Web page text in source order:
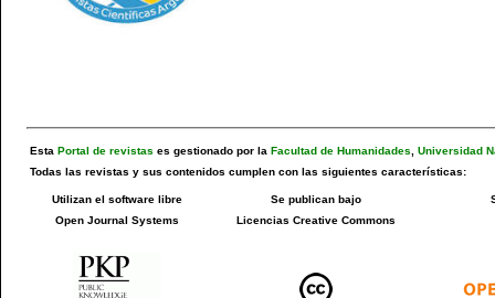
EstaPortal de revistas es gestionado por laFacultad de Humanidades ,Universidad
Todas las revistas y sus contenidos cumplen con las siguientes características:
Utilizan el software libre
Open Journal Systems
Se publican bajo
Licencias Creative Commons